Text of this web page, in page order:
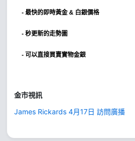
- 最快的即時黃金 & 白銀價格
- 秒更新的走勢圖
- 可以直接買賣實物金銀
金市視訊
James Rickards 4月17日 訪問廣播